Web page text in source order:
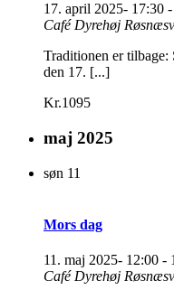
17. april 2025- 17:30 -
Café Dyrehøj
Traditionen er
den 17. [...]
Kr.1095
maj 2025
søn 11
Mors dag
11. maj 2025- 12:00 -
Café Dyrehøj